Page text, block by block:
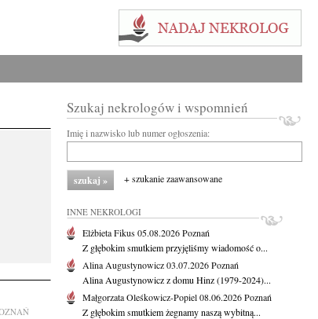
Szukaj nekrologów i wspomnień
Imię i nazwisko lub numer ogłoszenia:
+ szukanie zaawansowane
INNE NEKROLOGI
Elżbieta Fikus05.08.2026Poznań
Z głębokim smutkiem przyjęliśmy wiadomość o...
Alina Augustynowicz03.07.2026Poznań
Alina Augustynowicz z domu Hinz (1979-2024)...
Małgorzata Oleśkowicz-Popiel08.06.2026Poznań
Z głębokim smutkiem żegnamy naszą wybitną...